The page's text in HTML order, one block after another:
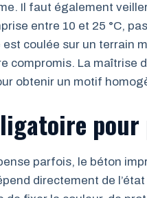
Il faut également
entre 10 et 25 °C,
coulée sur un terrain
compromis. La maîtrise
obtenir un motif
pour
parfois, le béton
directement de